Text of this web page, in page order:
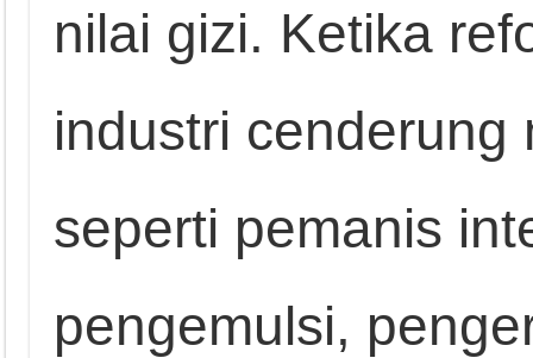
nilai gizi. Ketika
industri cenderung
seperti pemanis
pengemulsi,